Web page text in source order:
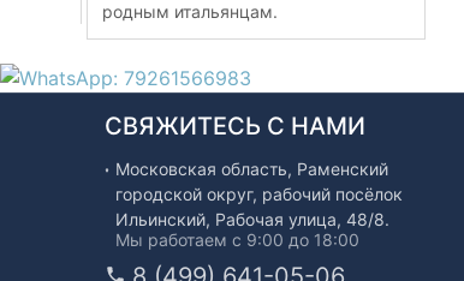
родным итальянцам.
СВЯЖИТЕСЬ С НАМИ
Московская область, Раменский
городской округ, рабочий посёлок
Ильинский, Рабочая улица, 48/8.
Мы работаем с 9:00 до 18:00